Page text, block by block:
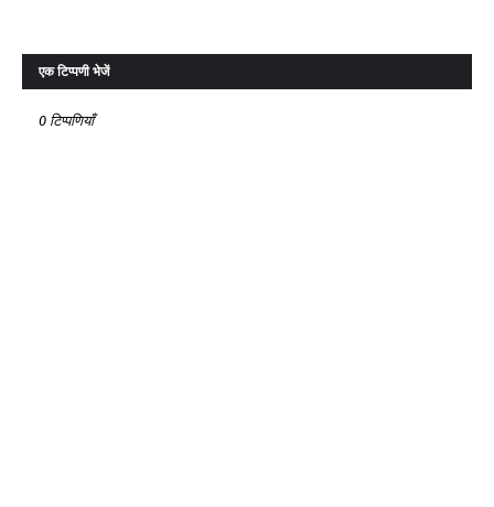
एक टिप्पणी भेजें
0 टिप्पणियाँ